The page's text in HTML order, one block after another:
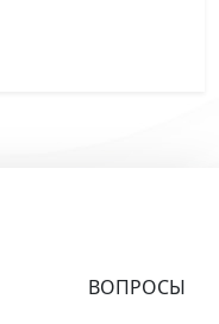
ВОПРОСЫ